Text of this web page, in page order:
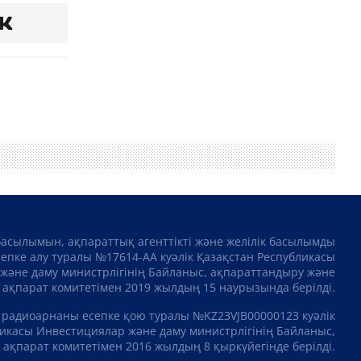
ақпараттық агенттікті және желілік басылымды
алу туралы №17614-АА куәлік Қазақстан Республикасы
даму министрлігінің Байланыс, ақпараттандыру және
ақпарат комитетімен 2019 жылдың 15 наурызында берілді.
есепке қою туралы №KZ23VJB00000123 куәлік
Инвестициялар және даму министрлігінің Байланыс,
комитетімен 2016 жылдың 8 қыркүйегінде берілді.